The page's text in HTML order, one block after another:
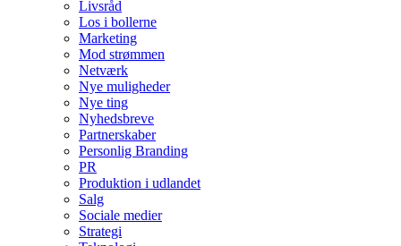
Livsråd
Los i bollerne
Marketing
Mod strømmen
Netværk
Nye muligheder
Nye ting
Nyhedsbreve
Partnerskaber
Personlig Branding
PR
Produktion i udlandet
Salg
Sociale medier
Strategi